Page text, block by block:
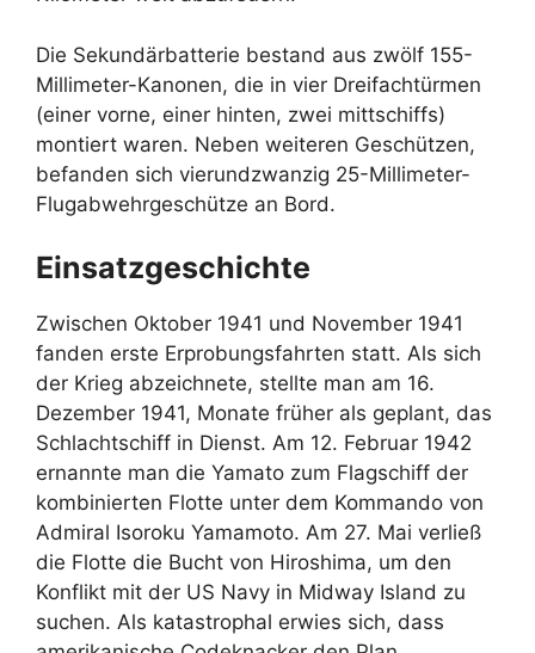
Die Sekundärbatterie bestand aus zwölf 155-
Millimeter-Kanonen, die in vier Dreifachtürmen
(einer vorne, einer hinten, zwei mittschiffs)
montiert waren. Neben weiteren Geschützen,
befanden sich vierundzwanzig 25-Millimeter-
Flugabwehrgeschütze an Bord.
Einsatzgeschichte
Zwischen Oktober 1941 und November 1941
fanden erste Erprobungsfahrten statt. Als sich
der Krieg abzeichnete, stellte man am 16.
Dezember 1941, Monate früher als geplant, das
Schlachtschiff in Dienst. Am 12. Februar 1942
ernannte man die Yamato zum Flagschiff der
kombinierten Flotte unter dem Kommando von
Admiral Isoroku Yamamoto. Am 27. Mai verließ
die Flotte die Bucht von Hiroshima, um den
Konflikt mit der US Navy in Midway Island zu
suchen. Als katastrophal erwies sich, dass